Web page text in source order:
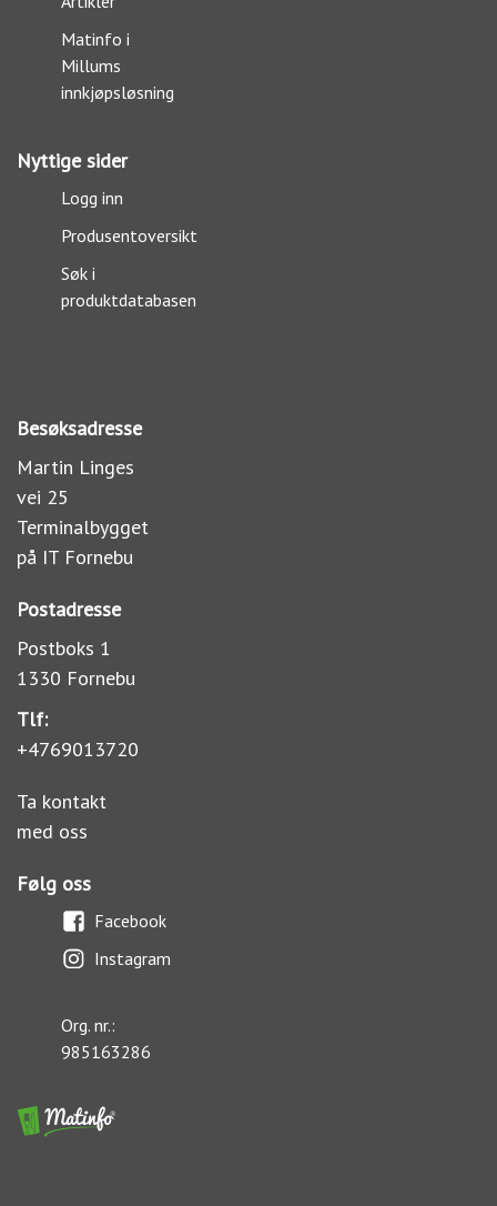
Matinfo i
Millums
innkjøpsløsning
Nyttige sider
Logg inn
Produsentoversikt
Søk i
produktdatabasen
Besøksadresse
Martin Linges
vei 25
Terminalbygget
på IT Fornebu
Postadresse
Postboks 1
1330 Fornebu
Tlf:
+4769013720
Ta kontakt
med oss
Følg oss
Facebook
Instagram
Org. nr.:
985163286